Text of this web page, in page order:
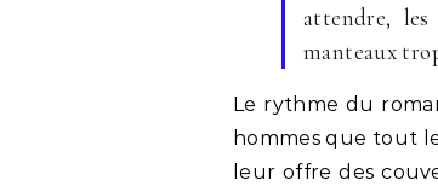
attendre,
manteaux
Le rythme du
hommes que tout
leur offre des